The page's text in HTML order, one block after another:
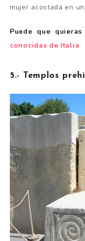
mujer acostada en
Puede que
conocidas de Italia
5.- Templos